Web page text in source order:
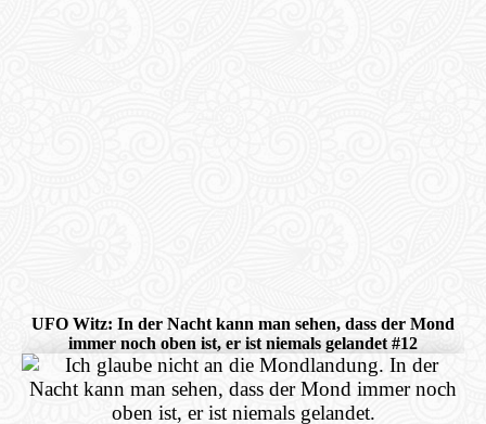
UFO Witz: In der Nacht kann man sehen, dass der Mond
immer noch oben ist, er ist niemals gelandet #12